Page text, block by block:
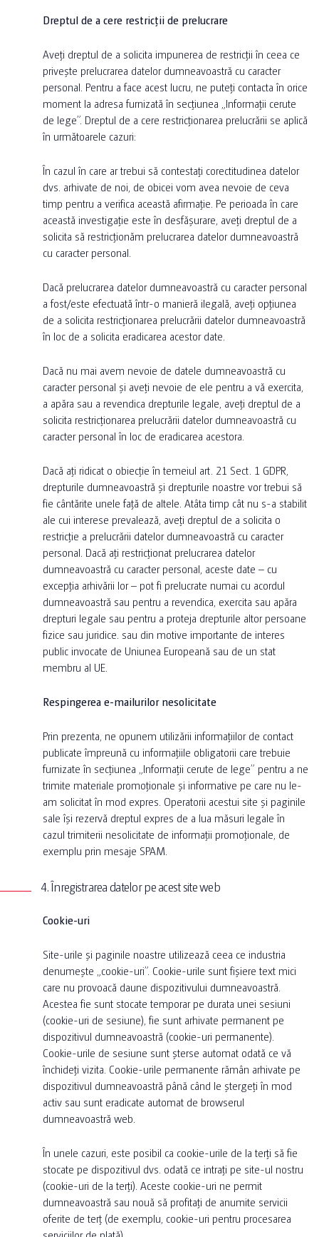
Dreptul de a cere restricții de prelucrare
Aveți dreptul de a solicita impunerea de restricții în ceea ce
privește prelucrarea datelor dumneavoastră cu caracter
personal. Pentru a face acest lucru, ne puteți contacta în orice
moment la adresa furnizată în secțiunea „Informații cerute
de lege”. Dreptul de a cere restricționarea prelucrării se aplică
în următoarele cazuri:
În cazul în care ar trebui să contestați corectitudinea datelor
dvs. arhivate de noi, de obicei vom avea nevoie de ceva
timp pentru a verifica această afirmație. Pe perioada în care
această investigație este în desfășurare, aveți dreptul de a
solicita să restricționăm prelucrarea datelor dumneavoastră
cu caracter personal.
Dacă prelucrarea datelor dumneavoastră cu caracter personal
a fost/este efectuată într-o manieră ilegală, aveți opțiunea
de a solicita restricționarea prelucrării datelor dumneavoastră
în loc de a solicita eradicarea acestor date.
Dacă nu mai avem nevoie de datele dumneavoastră cu
caracter personal și aveți nevoie de ele pentru a vă exercita,
a apăra sau a revendica drepturile legale, aveți dreptul de a
solicita restricționarea prelucrării datelor dumneavoastră cu
caracter personal în loc de eradicarea acestora.
Dacă ați ridicat o obiecție în temeiul art. 21 Sect. 1 GDPR,
drepturile dumneavoastră și drepturile noastre vor trebui să
fie cântărite unele față de altele. Atâta timp cât nu s-a stabilit
ale cui interese prevalează, aveți dreptul de a solicita o
restricție a prelucrării datelor dumneavoastră cu caracter
personal. Dacă ați restricționat prelucrarea datelor
dumneavoastră cu caracter personal, aceste date – cu
excepția arhivării lor – pot fi prelucrate numai cu acordul
dumneavoastră sau pentru a revendica, exercita sau apăra
drepturi legale sau pentru a proteja drepturile altor persoane
fizice sau juridice. sau din motive importante de interes
public invocate de Uniunea Europeană sau de un stat
membru al UE.
Respingerea e-mailurilor nesolicitate
Prin prezenta, ne opunem utilizării informațiilor de contact
publicate împreună cu informațiile obligatorii care trebuie
furnizate în secțiunea „Informații cerute de lege” pentru a ne
trimite materiale promoționale și informative pe care nu le-
am solicitat în mod expres. Operatorii acestui site și paginile
sale își rezervă dreptul expres de a lua măsuri legale în
cazul trimiterii nesolicitate de informații promoționale, de
exemplu prin mesaje SPAM.
4. Înregistrarea datelor pe acest site web
Cookie-uri
Site-urile și paginile noastre utilizează ceea ce industria
denumește „cookie-uri”. Cookie-urile sunt fișiere text mici
care nu provoacă daune dispozitivului dumneavoastră.
Acestea fie sunt stocate temporar pe durata unei sesiuni
(cookie-uri de sesiune), fie sunt arhivate permanent pe
dispozitivul dumneavoastră (cookie-uri permanente).
Cookie-urile de sesiune sunt șterse automat odată ce vă
închideți vizita. Cookie-urile permanente rămân arhivate pe
dispozitivul dumneavoastră până când le ștergeți în mod
activ sau sunt eradicate automat de browserul
dumneavoastră web.
În unele cazuri, este posibil ca cookie-urile de la terți să fie
stocate pe dispozitivul dvs. odată ce intrați pe site-ul nostru
(cookie-uri de la terți). Aceste cookie-uri ne permit
dumneavoastră sau nouă să profitați de anumite servicii
oferite de terț (de exemplu, cookie-uri pentru procesarea